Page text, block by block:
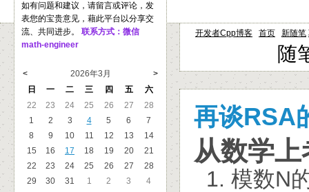
开发者Cpp博客 首页 新随笔
随
再谈RSA
从数学
1. 模数N
如有问题和建议，请留言或评论，发
表您的宝贵意见，藉此平台以分享交
流、共同进步。 联系方式：微信
math-engineer
< 2026年3月
>
日
一 二 三 四 五
六
22
23 24 25 26 27
28
1
2 3 4 5 6
7
8
9 10 11 12 13
14
15
16 17 18 19 20
21
22
23 24 25 26 27
28
29
30 31 1 2 3 4